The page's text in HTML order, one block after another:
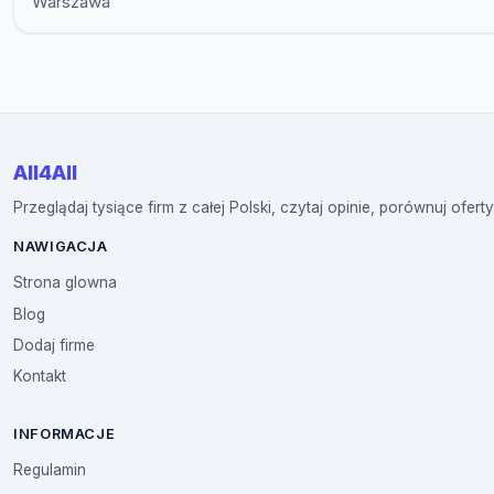
All4All
Przeglądaj tysiące firm z całej Polski, czytaj opinie, porównuj
NAWIGACJA
Strona glowna
Blog
Dodaj firme
Kontakt
INFORMACJE
Regulamin